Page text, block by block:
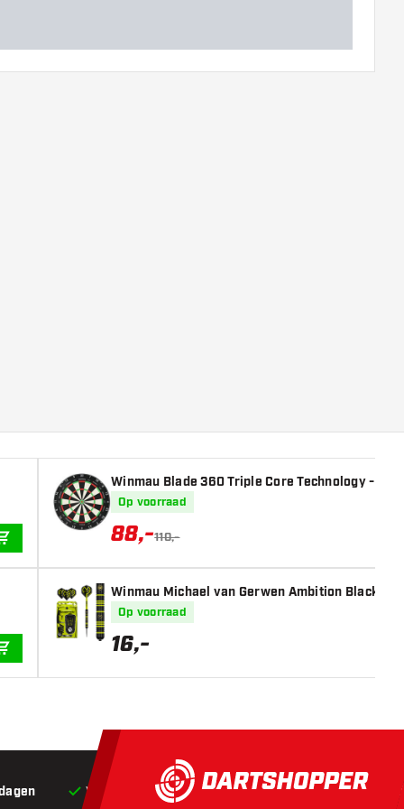
Winmau Blade 360 Triple Core Technology -
Op voorraad
88,-110,-
Winmau Michael van Gerwen Ambition Black
Op voorraad
16,-
Voor 22:00 besteld,vandaag verstuurd*